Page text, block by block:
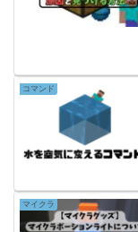
コマンド
マイクラ